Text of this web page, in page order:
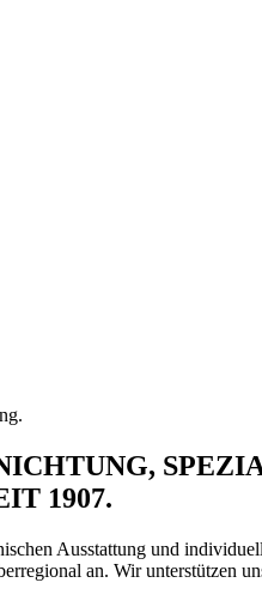
1907.
Ausstattung und
an. Wir unterstützen